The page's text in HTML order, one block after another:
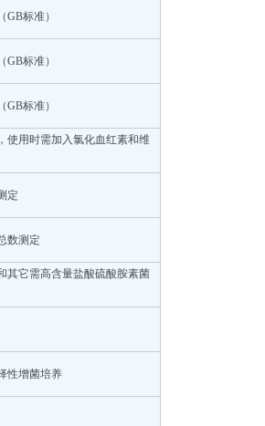
GB标准）
GB标准）
GB标准）
使用时需加入氯化血红素和维
定
数测定
其它需高含量盐酸硫酸胺素菌
性增菌培养